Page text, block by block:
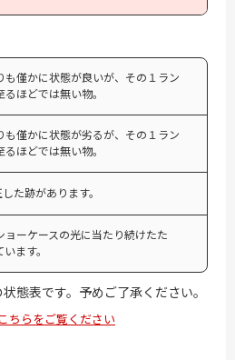
も僅かに状態が良いが、その１ラン
ほどでは無い物。
も僅かに状態が劣るが、その１ラン
ほどでは無い物。
た跡があります。
ョーケースの光に当たり続けたた
ます。
態表です。予めご了承ください。
ちらをご覧ください